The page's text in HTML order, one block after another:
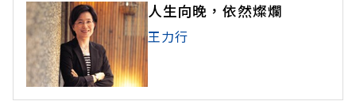
人生向晚，依然燦爛
王力行